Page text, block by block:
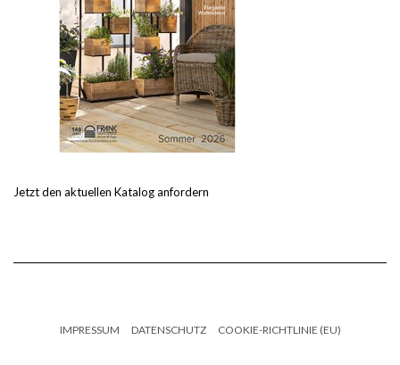
Jetzt den aktuellen Katalog anfordern
IMPRESSUM DATENSCHUTZ COOKIE-RICHTLINIE (EU)